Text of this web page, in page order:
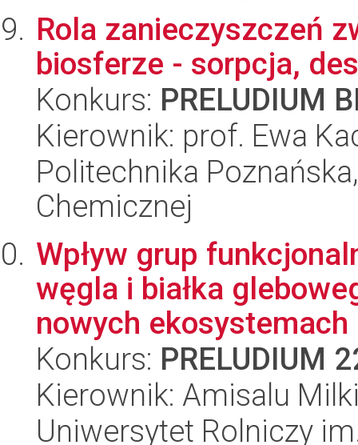
Rola zanieczyszczeń
biosferze - sorpcja,
Konkurs: PRELUDIUM
Kierownik: prof. Ewa
Politechnika
Chemicznej
Wpływ grup
węgla i białka
nowych ekosystemach
Konkurs: PRELUDIUM
Kierownik: Amisalu
Uniwersytet Rolniczy